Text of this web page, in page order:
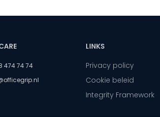
474 74 74
LINKS
Privacy policy
Cookie beleid
Integrity Framework